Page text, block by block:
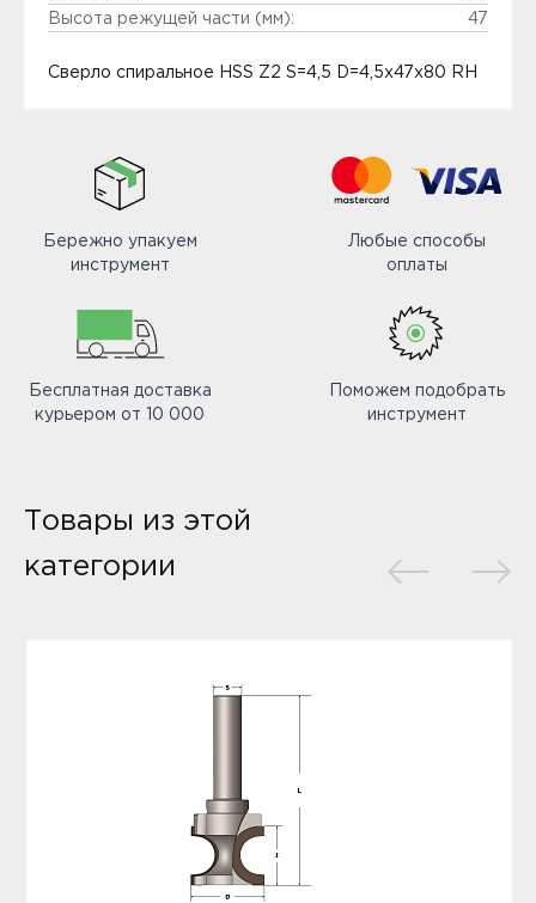
Высота режущей части (мм):
47
Сверло спиральное HSS Z2 S=4,5 D=4,5x47x80 RH
Бережно упакуем
инструмент
Любые способы
оплаты
Бесплатная доставка
курьером от 10 000
Поможем подобрать
инструмент
Товары из этой
категории